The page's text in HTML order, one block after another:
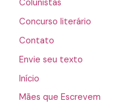
Colunistas
Concurso literário
Contato
Envie seu texto
Início
Mães que Escrevem